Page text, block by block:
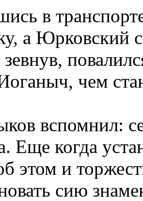
в
а Юрковский
чем
вспомнил:
Еще когда
этом и
сию